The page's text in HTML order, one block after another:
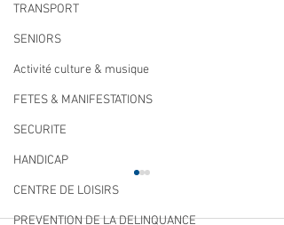
TRANSPORT
SENIORS
Activité culture & musique
FETES & MANIFESTATIONS
SECURITE
HANDICAP
CENTRE DE LOISIRS
PREVENTION DE LA DELINQUANCE